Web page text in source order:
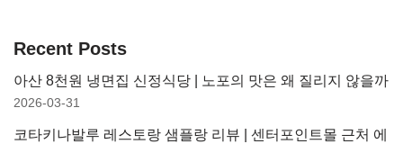
Recent Posts
아산 8천원 냉면집 신정식당 | 노포의 맛은 왜 질리지 않을까
2026-03-31
코타키나발루 레스토랑 샘플랑 리뷰 | 센터포인트몰 근처 에